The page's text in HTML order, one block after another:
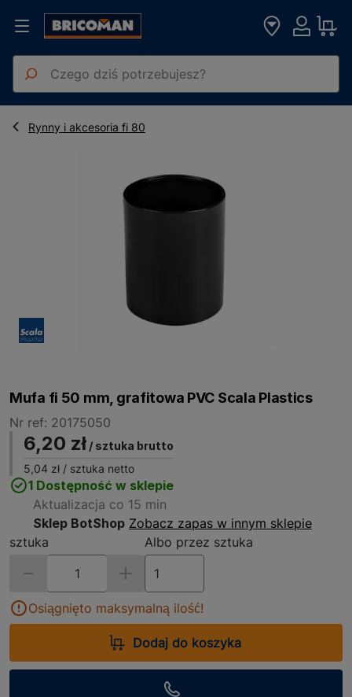
Strona główna
Materiały Budowlane
Wody opadowe
Rynny i akcesoria fi 80
Mufa fi 50 mm, grafitowa PVC Scala Plastics
Mufa fi 50 mm, grafitowa PVC Scala Plastics
Nr ref: 20175050
6,20 zł / sztuka brutto
5,04 zł / sztuka netto
1 Dostępność w sklepie
Aktualizacja co 15 min
Sklep BotShop Zobacz zapas w innym sklepie
sztuka
Albo przez sztuka
Osiągnięto maksymalną ilość!
Dodaj do koszyka